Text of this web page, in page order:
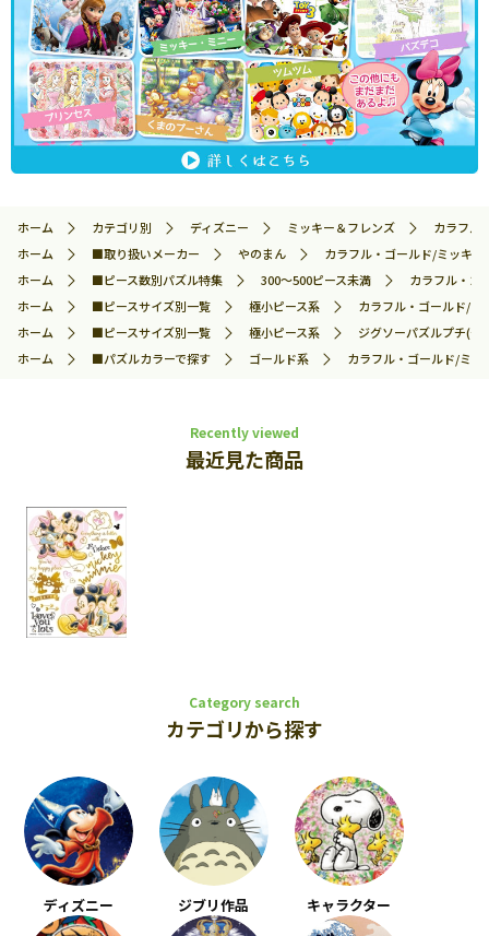
ホーム カテゴリ別 ディズニー ミッキー＆フレンズ
カラフル
ホーム
■取り扱いメーカー やのまん
カラフル・ゴールド/ミッキ
ホーム
■ピース数別パズル特集 300～500ピース未満
カラフル・
ホーム
■ピースサイズ別一覧 極小ピース系
カラフル・ゴールド/
ホーム
■ピースサイズ別一覧 極小ピース系
ジグソーパズルプチ(や
ホーム
■パズルカラーで探す ゴールド系 カラフル・ゴールド/ミ
Recently viewed
最近見た商品
Category search
カテゴリから探す
ディズニー ジブリ作品 キャラクター